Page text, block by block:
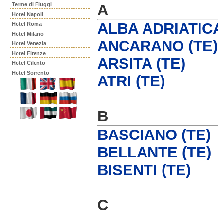
Terme di Fiuggi
Hotel Napoli
Hotel Roma
Hotel Milano
Hotel Venezia
Hotel Firenze
Hotel Cilento
Hotel Sorrento
A
ALBA
ANCARANO (TE)
ARSITA (TE)
ATRI (TE)
B
BASCIANO (TE)
BELLANTE (TE)
BISENTI (TE)
C